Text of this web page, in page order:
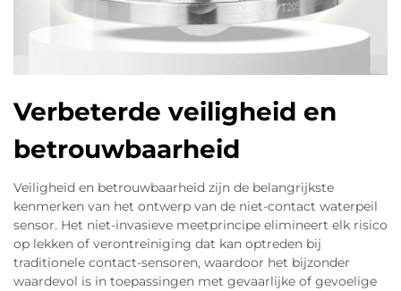
Verbeterde veiligheid en
betrouwbaarheid
Veiligheid en betrouwbaarheid zijn de belangrijkste
kenmerken van het ontwerp van de niet-contact waterpeil
sensor. Het niet-invasieve meetprincipe elimineert elk risico
op lekken of verontreiniging dat kan optreden bij
traditionele contact-sensoren, waardoor het bijzonder
waardevol is in toepassingen met gevaarlijke of gevoelige